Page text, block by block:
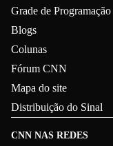
CNN NAS REDES
Grade de Programação
Blogs
Colunas
Fórum CNN
Mapa do site
Distribuição do Sinal